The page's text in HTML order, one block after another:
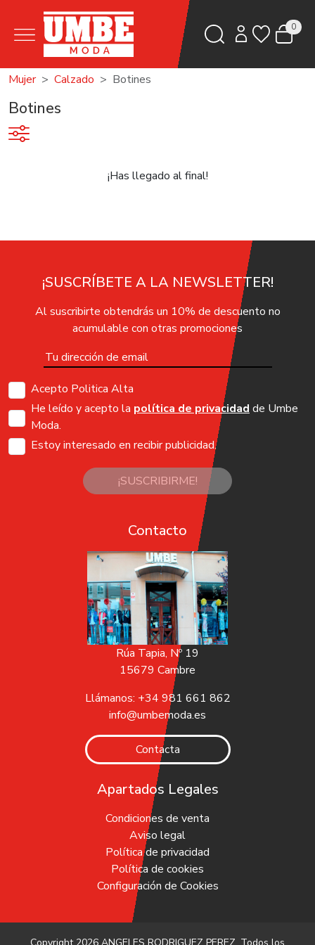
0
Mujer Calzado Botines
Botines
¡Has llegado al final!
¡SUSCRÍBETE A LA NEWSLETTER!
Al suscribirte obtendrás un 10% de descuento no
acumulable con otras promociones
Acepto Politica Alta
He leído y acepto la política de privacidad de Umbe
Moda.
Estoy interesado en recibir publicidad.
¡SUSCRIBIRME!
Contacto
Rúa Tapia, Nº 19
15679 Cambre
Llámanos: +34 981 661 862
info@umbemoda.es
Contacta
Apartados Legales
Condiciones de venta
Aviso legal
Política de privacidad
Política de cookies
Configuración de Cookies